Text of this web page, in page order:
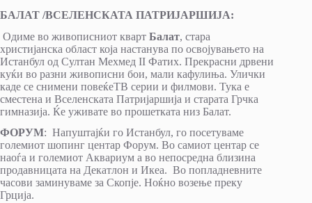
БАЛАТ /ВСЕЛЕНСКАТА ПАТРИЈАРШИЈА:
Одиме во живописниот кварт Балат, стара
христијанска област која настанува по освојувањето на
Истанбул од Султан Мехмед II Фатих. Прекрасни дрвени
куќи во разни живописни бои, мали кафулиња. Улички
каде се снимени повеќеТВ серии и филмови. Тука е
сместена и Вселенската Патријаршија и старата Грчка
гимназија. Ќе уживате во прошетката низ Балат.
ФОРУМ: Напуштајќи го Истанбул, го посетуваме
големиот шопинг центар Форум. Во самиот центар се
наоѓа и големиот Аквариум а во непосредна близина
продавницата на Декатлон и Икеа. Во попладневните
часови заминуваме за Скопје. Ноќно возење преку
Грција.